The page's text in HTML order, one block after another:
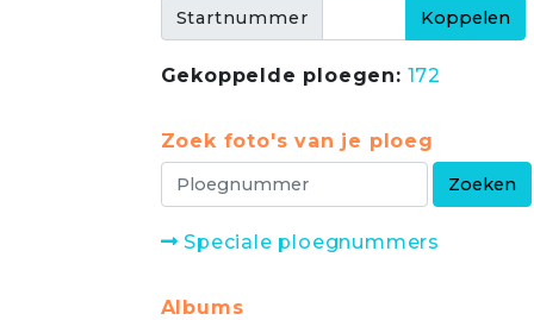
Startnummer
Gekoppelde ploegen: 172
Zoek foto's van je ploeg
Speciale ploegnummers
Albums